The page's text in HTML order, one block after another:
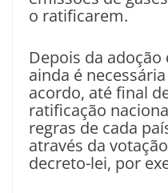
o ratificarem.
Depois da
ainda é
acordo, até final
ratificação
regras de cada
através da
decreto-lei, por